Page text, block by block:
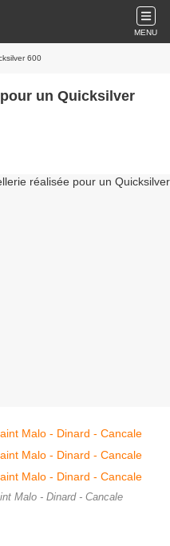
MENU
600
un Quicksilver
Malo - Dinard - Cancale